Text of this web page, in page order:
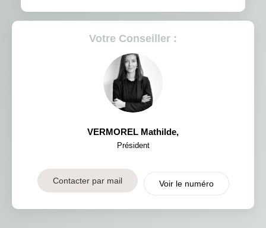
Votre Conseiller :
VERMOREL Mathilde,
Président
Contacter par mail Voir le numéro